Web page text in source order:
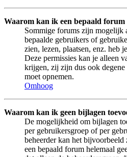
Waarom kan ik een bepaald forum
Sommige forums zijn mogelijk
bepaalde gebruikers of
zien, lezen, plaatsen, enz. heb
Deze permissies kan je alleen
krijgen, zij zijn dus ook
moet opnemen.
Omhoog
Waarom kan ik geen bijlagen
De mogelijkheid om bijlagen
per gebruikersgroep of per
beheerder kan het bijvoorbeeld
een bepaald forum helemaal